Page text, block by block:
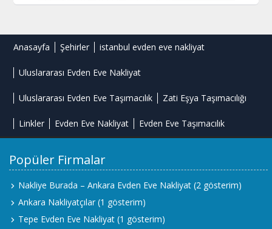
Anasayfa Şehirler istanbul evden eve nakliyat
Uluslararası Evden Eve Nakliyat
Uluslararası Evden Eve Taşımacılık Zati Eşya Taşımacılığı
Linkler Evden Eve Nakliyat Evden Eve Taşımacılık
Popüler Firmalar
Nakliye Burada – Ankara Evden Eve Nakliyat (2 gösterim)
Ankara Nakliyatçılar (1 gösterim)
Tepe Evden Eve Nakliyat (1 gösterim)